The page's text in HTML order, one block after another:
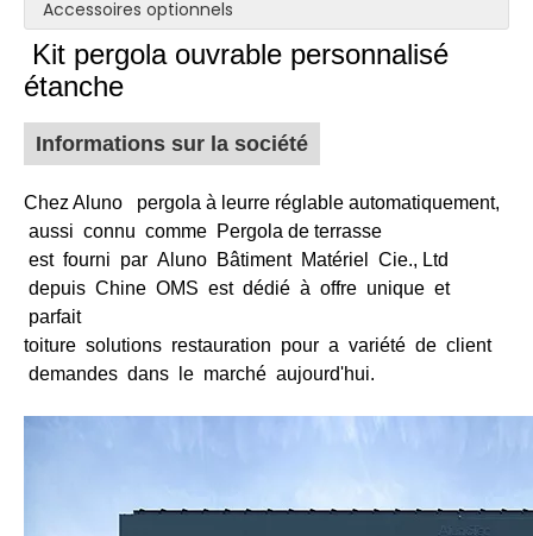
Accessoires optionnels
Kit pergola ouvrable personnalisé
étanche
Informations sur la société
Chez Aluno pergola à leurre réglable automatiquement,
aussi connu comme Pergola de terrasse
est fourni par Aluno Bâtiment Matériel Cie., Ltd
depuis Chine OMS est dédié à offre unique et
parfait
toiture solutions restauration pour a variété de client
demandes dans le marché aujourd'hui.